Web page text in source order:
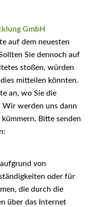
GmbH
auf dem neuesten
Sie dennoch auf
stoßen, würden
mitteilen könnten.
an, wo Sie die
Wir werden uns dann
Bitte senden
von
oder für
die durch die
über das Internet